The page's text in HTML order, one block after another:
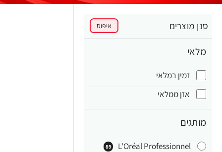
סנן מוצרים איפוס
מלאי
זמין במלאי
אזן ממלאי
מותגים
L'Oréal Professionnel
89